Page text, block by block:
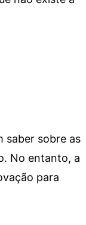
saber sobre as
No entanto, a
para